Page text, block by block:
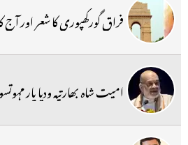
فراق گورکھپوری کا شعر اور
امیت شاہ بھارتیہ ودیا پار مہوتسو 2026ء کا افتتاح